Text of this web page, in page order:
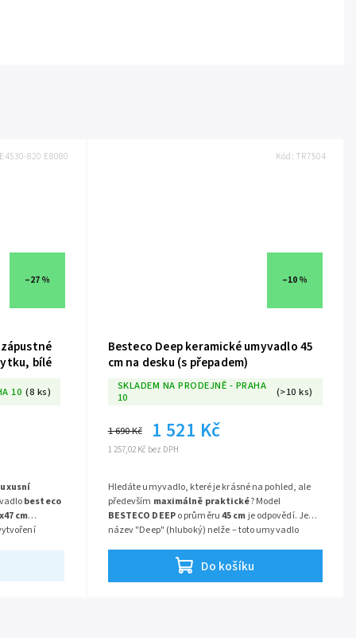
–27 %
bílé
10 (8 ks)
besteco
cm
je
(nábytkový)
820 E8080
–10 %
Besteco Deep keramické umyvadlo 45
cm na desku (s přepadem)
SKLADEM NA PRODEJNĚ - PRAHA
10
(>10 ks)
1 257,02 Kč bez DPH
1 690 Kč 1 521 Kč
Do košíku
Hledáte umyvadlo, které je krásné na pohled, ale
především maximálně praktické? Model
BESTECO DEEPo průměru45 cmje odpovědí. Jeho
název "Deep" (hluboký) nelže – toto umyvadlo
pohodlné mytí rukou bez zbytečného rozstřikování
vody kolem. Díky integrovanému přepadu je navíc
Kód: TR7504